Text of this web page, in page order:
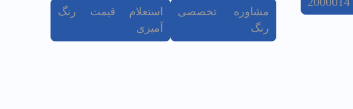
مشاوره تخصصی
رنگ
استعلام قیمت رنگ
آمیزی